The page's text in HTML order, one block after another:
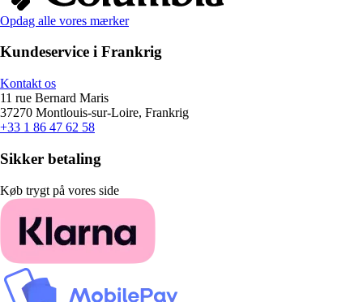
Opdag alle vores mærker
Kundeservice i Frankrig
Kontakt os
11 rue Bernard Maris
37270 Montlouis-sur-Loire, Frankrig
+33 1 86 47 62 58
Sikker betaling
Køb trygt på vores side